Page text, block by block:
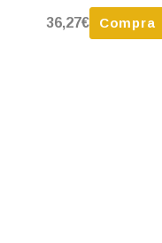
36,27€ Compra